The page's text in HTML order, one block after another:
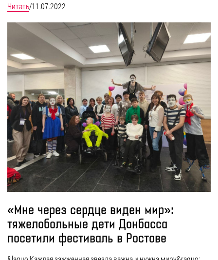
Читать/11.07.2022
«Мне через сердце виден мир»:
тяжелобольные дети Донбасса
посетили фестиваль в Ростове